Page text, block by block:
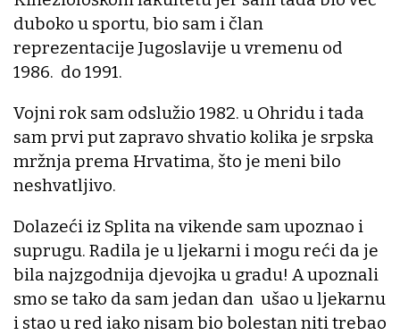
duboko u sportu, bio sam i član
reprezentacije Jugoslavije u vremenu od
1986. do 1991.
Vojni rok sam odslužio 1982. u Ohridu i tada
sam prvi put zapravo shvatio kolika je srpska
mržnja prema Hrvatima, što je meni bilo
neshvatljivo.
Dolazeći iz Splita na vikende sam upoznao i
suprugu. Radila je u ljekarni i mogu reći da je
bila najzgodnija djevojka u gradu! A upoznali
smo se tako da sam jedan dan ušao u ljekarnu
i stao u red iako nisam bio bolestan niti trebao